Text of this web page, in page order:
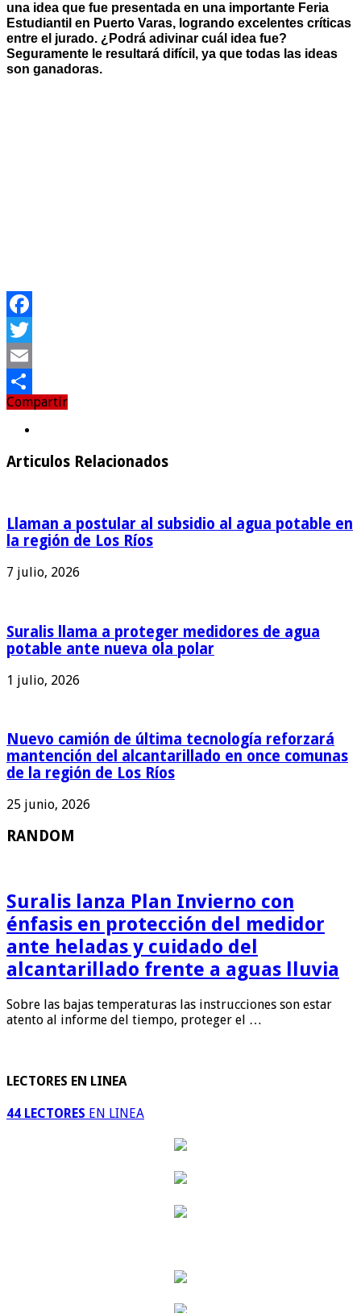
una idea que fue presentada en una importante Feria
Estudiantil en Puerto Varas, logrando excelentes críticas
entre el jurado. ¿Podrá adivinar cuál idea fue?
Seguramente le resultará difícil, ya que todas las ideas
son ganadoras.
Facebook
Twitter
Email
Compartir
Compartir
Articulos Relacionados
Llaman a postular al subsidio al agua potable en
la región de Los Ríos
7 julio, 2026
Suralis llama a proteger medidores de agua
potable ante nueva ola polar
1 julio, 2026
Nuevo camión de última tecnología reforzará
mantención del alcantarillado en once comunas
de la región de Los Ríos
25 junio, 2026
RANDOM
Suralis lanza Plan Invierno con
énfasis en protección del medidor
ante heladas y cuidado del
alcantarillado frente a aguas lluvia
Sobre las bajas temperaturas las instrucciones son estar
atento al informe del tiempo, proteger el …
LECTORES EN LINEA
44 LECTORES EN LINEA